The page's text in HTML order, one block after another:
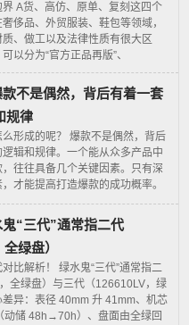
A货、高仿、原单、复刻这四个
侈品、外贸服装、鞋包等领域，
、做工以及法律性质有很大区
以分为“官方正品再版”、
不是偶然，背后有着一套
规律
形成的呢？ 爆款不是偶然，背后
辑和规律。一个能从众多产品中
往往具备几个关键因素。只有深
才能提高打造爆款的成功概率。
“三代”通常指‌二代
全绿盘）
比解析！ 绿水鬼“三代”通常指‌二
全绿盘）与三代（126610LV，绿
差异：表径 40mm 升 41mm、机芯
动储 48h→70h）、盘面由全绿回